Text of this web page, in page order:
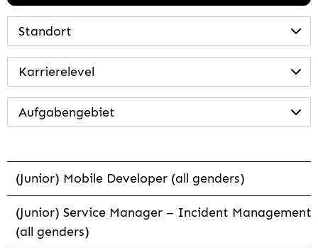
Standort
Karrierelevel
Aufgabengebiet
(Junior) Mobile Developer (all genders)
(Junior) Service Manager – Incident Management
(all genders)